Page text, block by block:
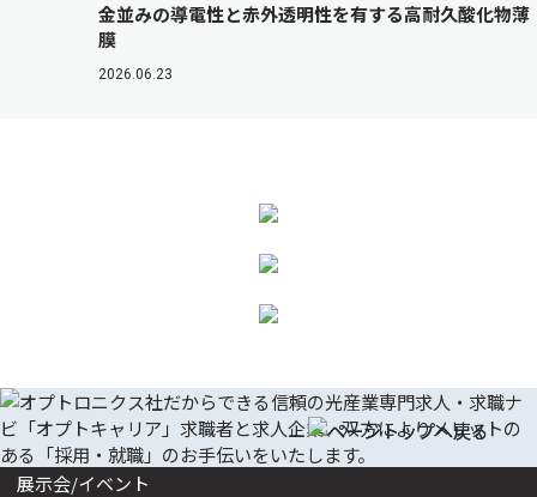
金並みの導電性と赤外透明性を有する高耐久酸化物薄
膜
2026.06.23
展示会/イベント